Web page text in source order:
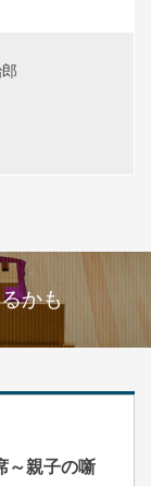
かも
～親子の噺